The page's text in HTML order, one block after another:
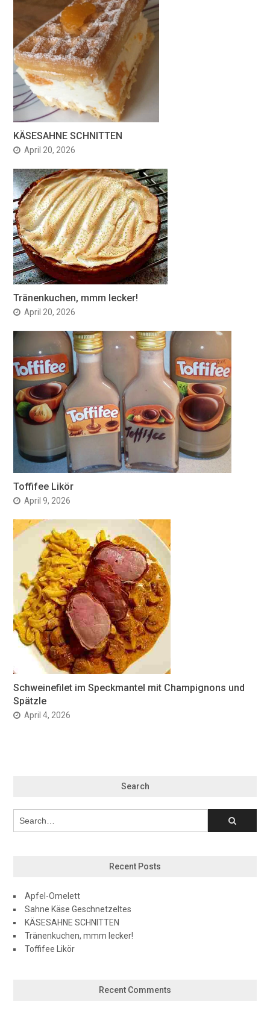
KÄSESAHNE SCHNITTEN
April 20, 2026
Tränenkuchen, mmm lecker!
April 20, 2026
Toffifee Likör
April 9, 2026
Schweinefilet im Speckmantel mit Champignons und
Spätzle
April 4, 2026
Search
Recent Posts
Apfel-Omelett
Sahne Käse Geschnetzeltes
KÄSESAHNE SCHNITTEN
Tränenkuchen, mmm lecker!
Toffifee Likör
Recent Comments